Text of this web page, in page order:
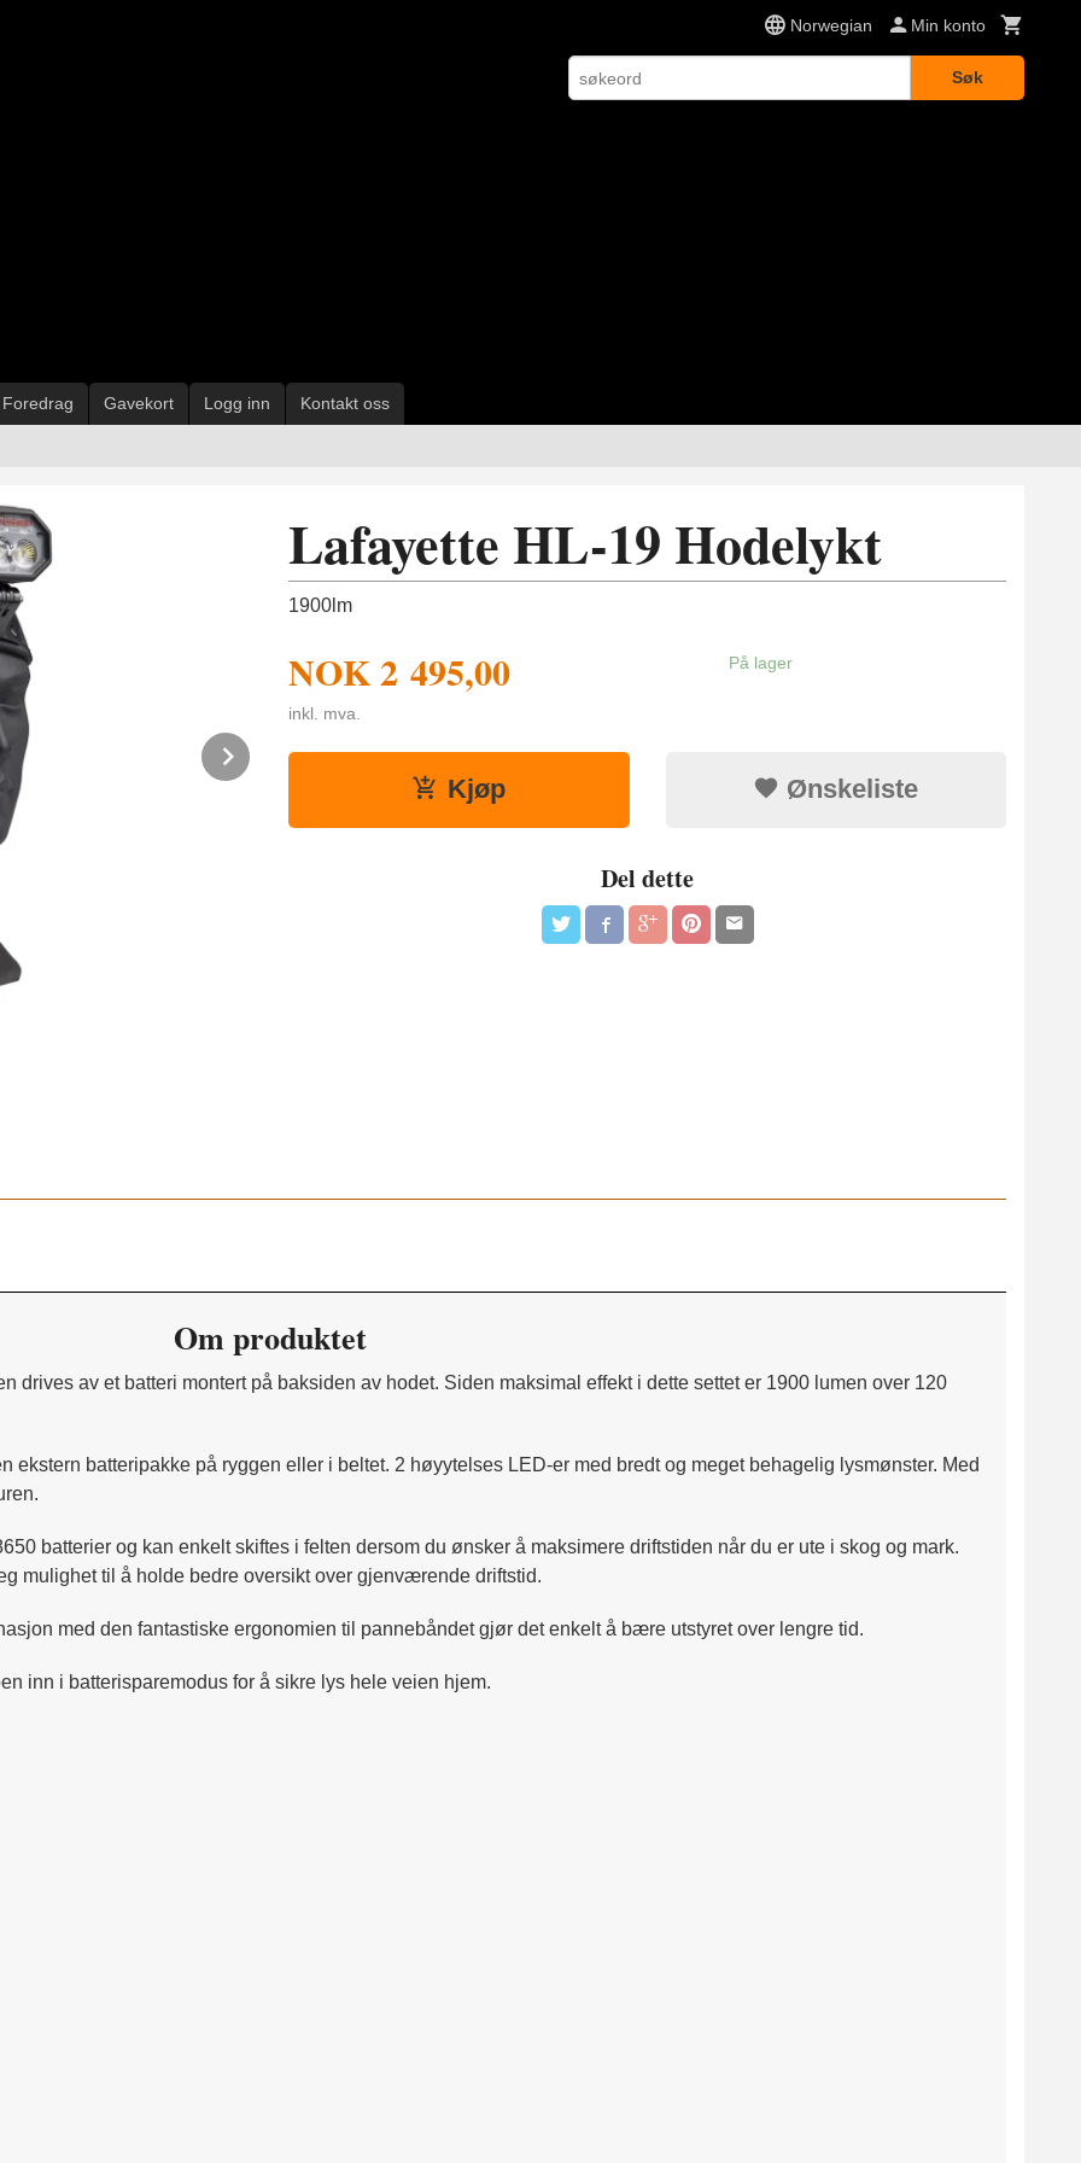
Norwegian Min konto
Søk
Foredrag Gavekort Logg inn Kontakt oss
Next
Lafayette HL-19 Hodelykt
1900lm
NOK2 495,00
inkl. mva.
På lager
Kjøp Ønskeliste
Del dette
Om produktet
drives av et batteri montert på baksiden av hodet. Siden maksimal effekt i dette settet er 1900 lumen over 120
ekstern batteripakke på ryggen eller i beltet. 2 høyytelses LED-er med bredt og meget behagelig lysmønster. Med
batterier og kan enkelt skiftes i felten dersom du ønsker å maksimere driftstiden når du er ute i skog og mark.
mulighet til å holde bedre oversikt over gjenværende driftstid.
med den fantastiske ergonomien til pannebåndet gjør det enkelt å bære utstyret over lengre tid.
inn i batterisparemodus for å sikre lys hele veien hjem.